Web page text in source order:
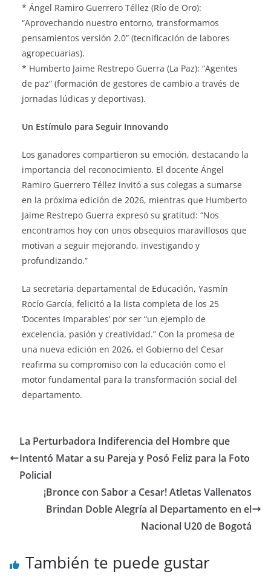
* Ángel Ramiro Guerrero Téllez (Río de Oro):
“Aprovechando nuestro entorno, transformamos
pensamientos versión 2.0” (tecnificación de labores
agropecuarias).
* Humberto Jaime Restrepo Guerra (La Paz): “Agentes
de paz” (formación de gestores de cambio a través de
jornadas lúdicas y deportivas).
Un Estímulo para Seguir Innovando
Los ganadores compartieron su emoción, destacando la
importancia del reconocimiento. El docente Ángel
Ramiro Guerrero Téllez invitó a sus colegas a sumarse
en la próxima edición de 2026, mientras que Humberto
Jaime Restrepo Guerra expresó su gratitud: “Nos
encontramos hoy con unos obsequios maravillosos que
motivan a seguir mejorando, investigando y
profundizando.”
La secretaria departamental de Educación, Yasmín
Rocío García, felicitó a la lista completa de los 25
‘Docentes Imparables’ por ser “un ejemplo de
excelencia, pasión y creatividad.” Con la promesa de
una nueva edición en 2026, el Gobierno del Cesar
reafirma su compromiso con la educación como el
motor fundamental para la transformación social del
departamento.
La Perturbadora Indiferencia del Hombre que
Intentó Matar a su Pareja y Posó Feliz para la Foto
Policial
¡Bronce con Sabor a Cesar! Atletas Vallenatos
Brindan Doble Alegría al Departamento en el
Nacional U20 de Bogotá
También te puede gustar